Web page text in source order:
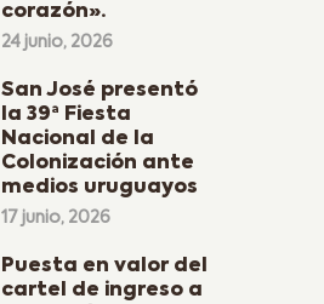
corazón».
24 junio, 2026
San José presentó
la 39ª Fiesta
Nacional de la
Colonización ante
medios uruguayos
17 junio, 2026
Puesta en valor del
cartel de ingreso a